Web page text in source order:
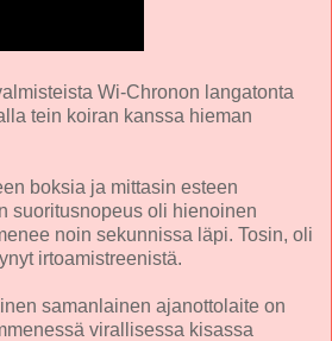
Wi-Chronon langatonta
tein koiran kanssa hieman
boksia ja mittasin esteen
suoritusnopeus oli hienoinen
noin sekunnissa läpi. Tosin, oli
irtoamistreenistä.
samanlainen ajanottolaite on
virallisessa kisassa